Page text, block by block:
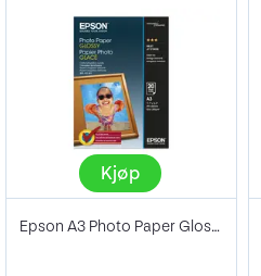
Kjøp
Epson A3 Photo Paper Glossy 200g/m², 20